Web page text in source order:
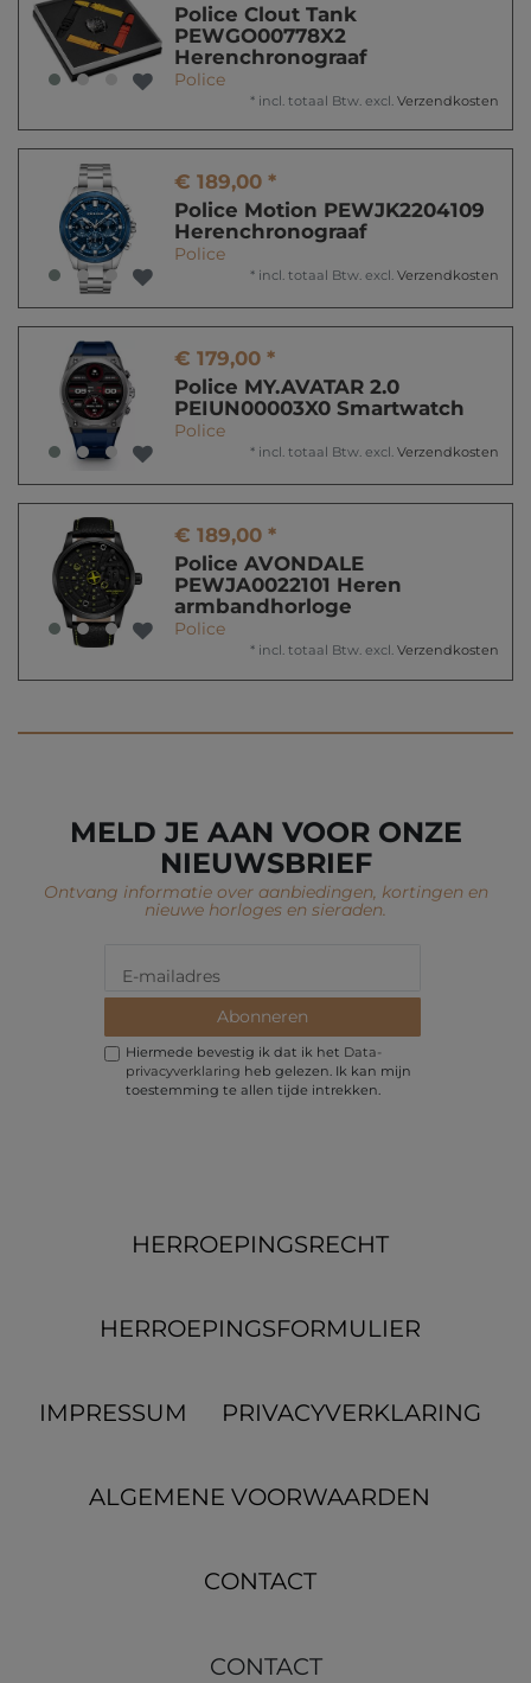
Police Clout Tank
PEWGO00778X2
Herenchronograaf
Police
* incl. totaal Btw. excl. Verzendkosten
€ 189,00 *
Police Motion PEWJK2204109
Herenchronograaf
Police
* incl. totaal Btw. excl. Verzendkosten
€ 179,00 *
Police MY.AVATAR 2.0
PEIUN00003X0 Smartwatch
Police
* incl. totaal Btw. excl. Verzendkosten
€ 189,00 *
Police AVONDALE
PEWJA0022101 Heren
armbandhorloge
Police
* incl. totaal Btw. excl. Verzendkosten
MELD JE AAN VOOR ONZE
NIEUWSBRIEF
Ontvang informatie over aanbiedingen, kortingen en
nieuwe horloges en sieraden.
Abonneren
Hiermede bevestig ik dat ik het Data­
privacy­verklaring heb gelezen. Ik kan mijn
toestemming te allen tijde intrekken.
HERROEPINGS­RECHT
HERROEPINGS­FORMULIER
IMPRESSUM PRIVACYVERKLARING
ALGEMENE VOORWAARDEN
CONTACT
CONTACT